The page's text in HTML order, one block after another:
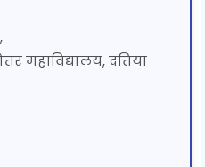
महाविद्यालय, दतिया